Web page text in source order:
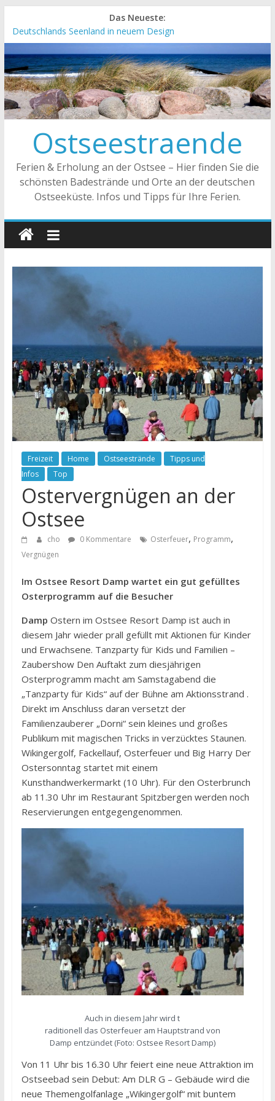
Das Neueste:
Deutschlands Seenland in neuem Design
„Kellenhusen nach Hause bestellen“ Neuer Online-Shop
verfügbar
Neue Camping-Broschüre der Ostsee Schleswig-Holstein
Neues Urlaubsmagazin für Mecklenburg-Vorpommern
erschienen
Meck-Pomm Short News Januar
Ostseestraende
Ferien & Erholung an der Ostsee – Hier finden Sie die
schönsten Badestrände und Orte an der deutschen
Ostseeküste. Infos und Tipps für Ihre Ferien.
Freizeit Home Ostseestrände
Tipps und
Infos
Top
Ostervergnügen an der
Ostsee
cho 0 Kommentare Osterfeuer, Programm,
Vergnügen
Im Ostsee Resort Damp wartet ein gut gefülltes
Osterprogramm auf die Besucher
Damp Ostern im Ostsee Resort Damp ist auch in
diesem Jahr wieder prall gefüllt mit Aktionen für Kinder
und Erwachsene. Tanzparty für Kids und Familien –
Zaubershow Den Auftakt zum diesjährigen
Osterprogramm macht am Samstagabend die
„Tanzparty für Kids“ auf der Bühne am Aktionsstrand .
Direkt im Anschluss daran versetzt der
Familienzauberer „Dorni“ sein kleines und großes
Publikum mit magischen Tricks in verzücktes Staunen.
Wikingergolf, Fackellauf, Osterfeuer und Big Harry Der
Ostersonntag startet mit einem
Kunsthandwerkermarkt (10 Uhr). Für den Osterbrunch
ab 11.30 Uhr im Restaurant Spitzbergen werden noch
Reservierungen entgegengenommen.
Auch in diesem Jahr wird t
raditionell das Osterfeuer am Hauptstrand von
Damp entzündet (Foto: Ostsee Resort Damp)
Von 11 Uhr bis 16.30 Uhr feiert eine neue Attraktion im
Ostseebad sein Debut: Am DLR G – Gebäude wird die
neue Themengolfanlage „Wikingergolf“ mit buntem